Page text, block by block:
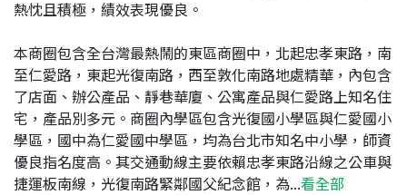
熱忱且積極，績效表現優良。
本商圈包含全台灣最熱鬧的東區商圈中，北起忠孝東路，南
至仁愛路，東起光復南路，西至敦化南路地處精華，內包含
了店面、辦公產品、靜巷華廈、公寓產品與仁愛路上知名住
宅，產品別多元。商圈內學區包含光復國小學區與仁愛國小
學區，國中為仁愛國中學區，均為台北市知名中小學，師資
優良指名度高。其交通動線主要依賴忠孝東路沿線之公車與
捷運板南線，光復南路緊鄰國父紀念館，為...看全部